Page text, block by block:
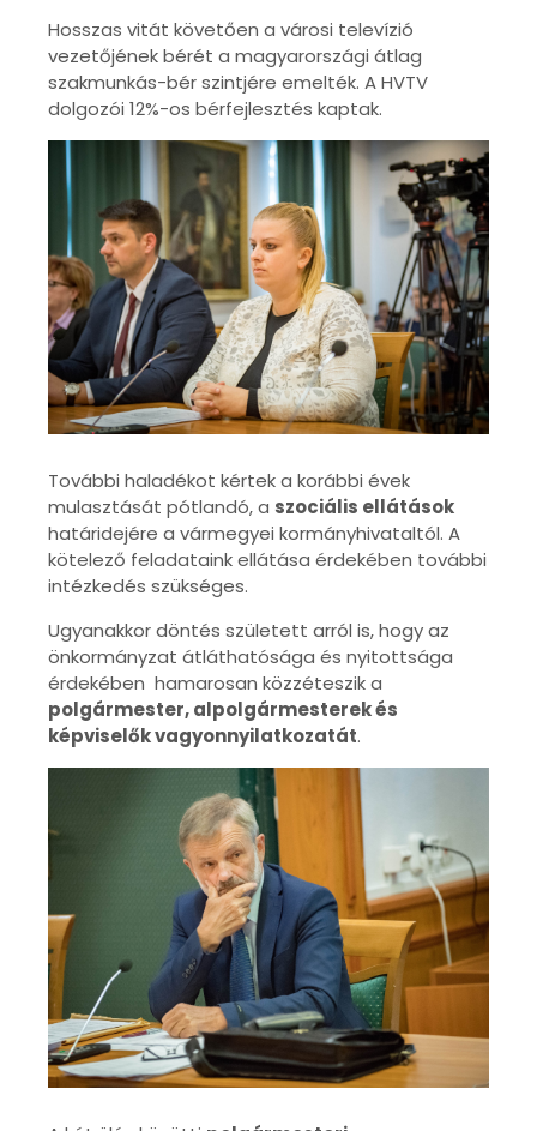
Hosszas vitát követően a városi televízió
vezetőjének bérét a magyarországi átlag
szakmunkás-bér szintjére emelték. A HVTV
dolgozói 12%-os bérfejlesztés kaptak.
További haladékot kértek a korábbi évek
mulasztását pótlandó, a szociális ellátások
határidejére a vármegyei kormányhivataltól. A
kötelező feladataink ellátása érdekében további
intézkedés szükséges.
Ugyanakkor döntés született arról is, hogy az
önkormányzat átláthatósága és nyitottsága
érdekében hamarosan közzéteszik a
polgármester, alpolgármesterek és
képviselők vagyonnyilatkozatát.